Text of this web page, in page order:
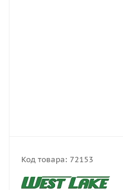
Код товара: 72153